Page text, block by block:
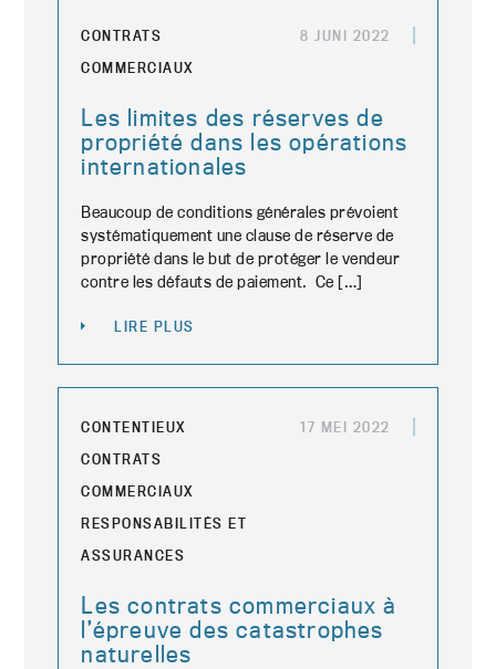
CONTRATS
COMMERCIAUX
8 JUNI 2022
Les limites des réserves de
propriété dans les opérations
internationales
Beaucoup de conditions générales prévoient
systématiquement une clause de réserve de
propriété dans le but de protéger le vendeur
contre les défauts de paiement. Ce […]
LIRE PLUS
CONTENTIEUX
CONTRATS
COMMERCIAUX
RESPONSABILITÉS ET
ASSURANCES
17 MEI 2022
Les contrats commerciaux à
l’épreuve des catastrophes
naturelles